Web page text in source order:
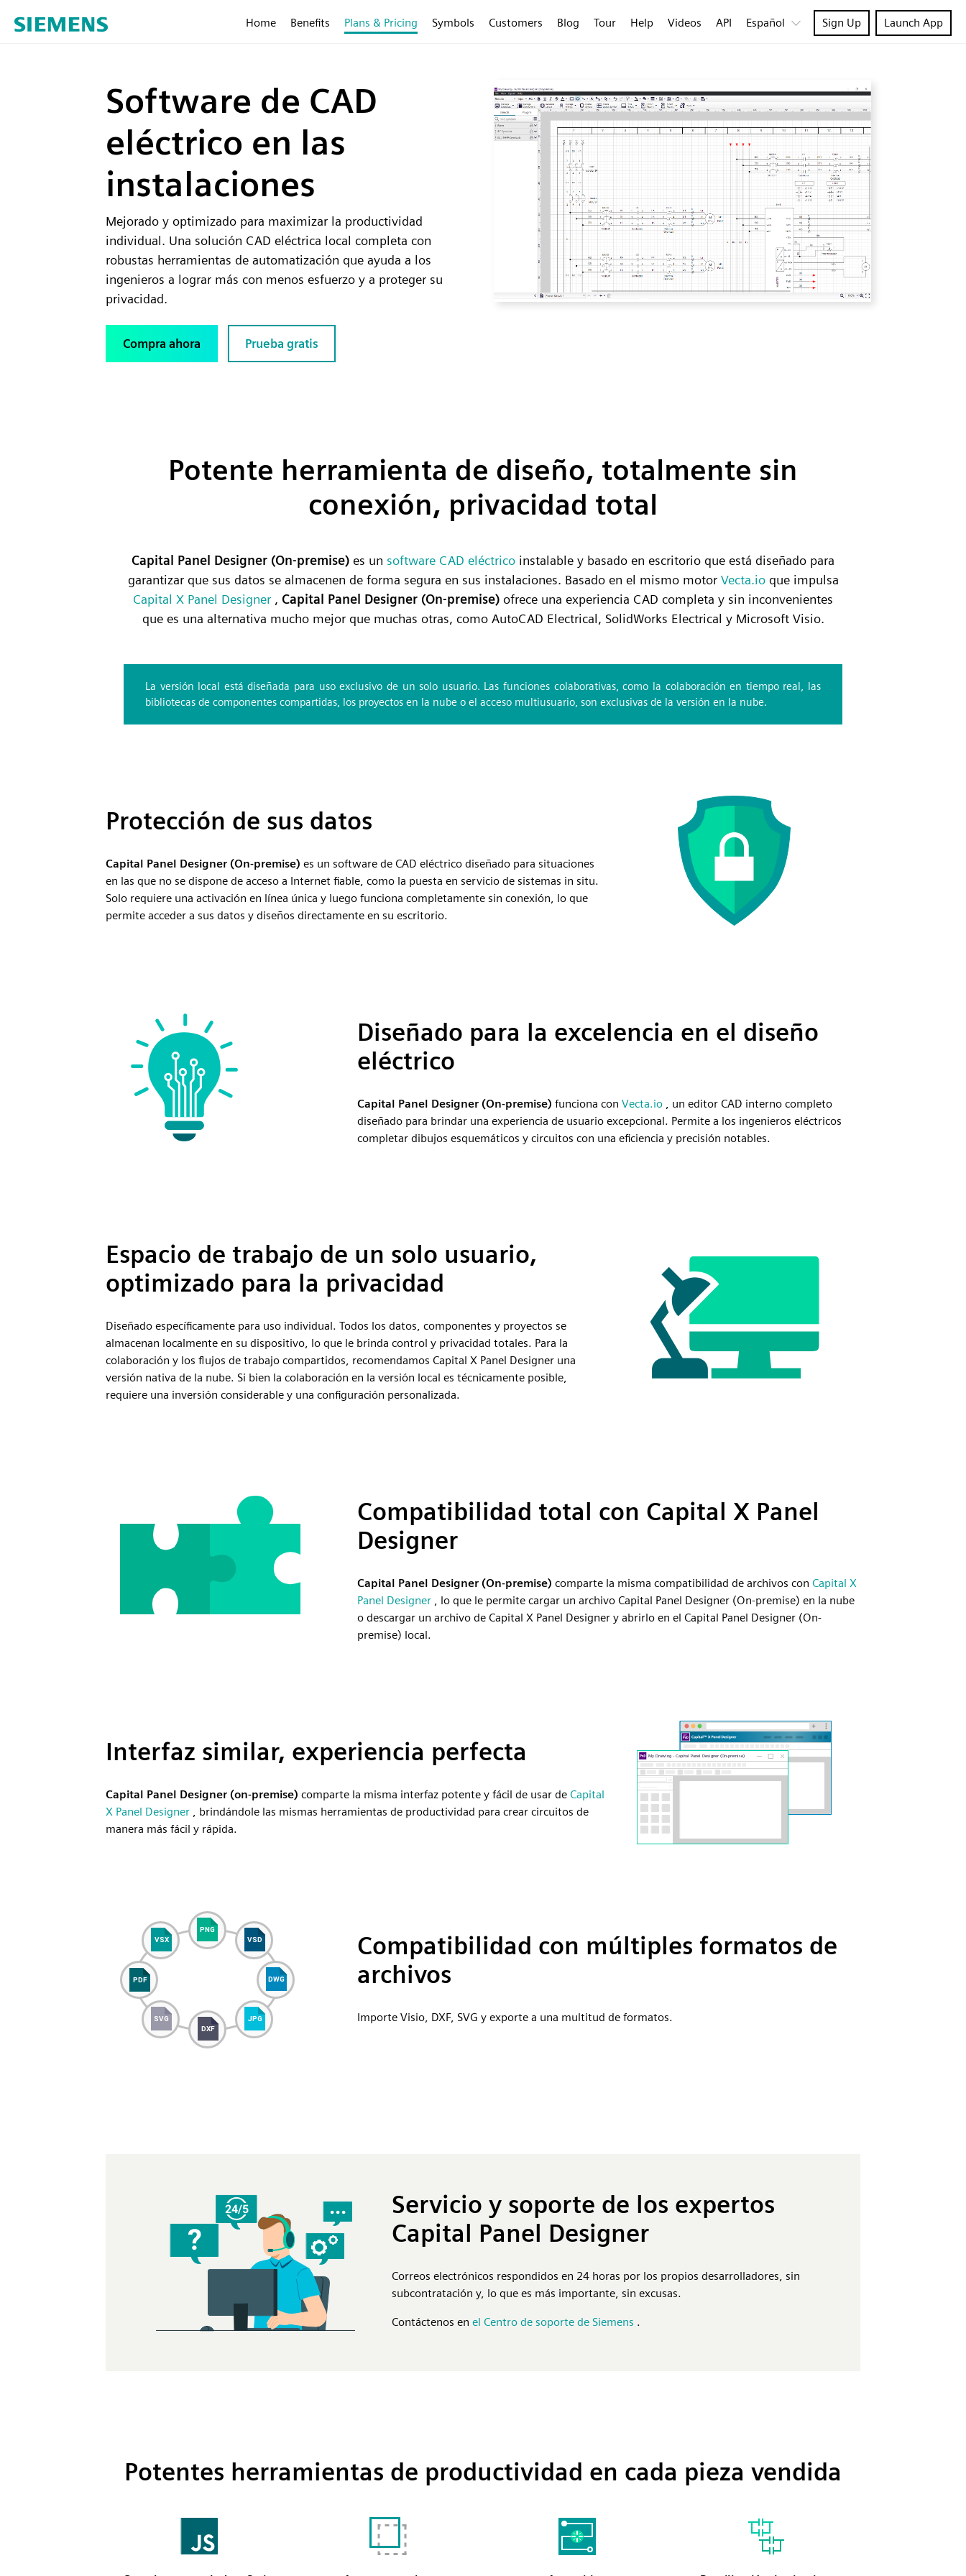
Home Benefits Plans & Pricing Symbols Customers Blog Tour Help Videos API Español Sign Up Launch App
Software de CAD
eléctrico en las
instalaciones
Mejorado y optimizado para maximizar la productividad
individual. Una solución CAD eléctrica local completa con
robustas herramientas de automatización que ayuda a los
ingenieros a lograr más con menos esfuerzo y a proteger su
privacidad.
Compra ahora Prueba gratis
Potente herramienta de diseño, totalmente sin
conexión, privacidad total
Capital Panel Designer (On-premise) es un software CAD eléctrico instalable y basado en escritorio que está diseñado para
garantizar que sus datos se almacenen de forma segura en sus instalaciones. Basado en el mismo motor Vecta.ioque impulsa
Capital X Panel Designer , Capital Panel Designer (On-premise) ofrece una experiencia CAD completa y sin inconvenientes
que es una alternativa mucho mejor que muchas otras, como AutoCAD Electrical, SolidWorks Electrical y Microsoft Visio.
La versión local está diseñada para uso exclusivo de un solo usuario. Las funciones colaborativas, como la colaboración en tiempo real, las
bibliotecas de componentes compartidas, los proyectos en la nube o el acceso multiusuario, son exclusivas de la versión en la nube.
Protección de sus datos
Capital Panel Designer (On-premise) es un software de CAD eléctrico diseñado para situaciones
en las que no se dispone de acceso a Internet fiable, como la puesta en servicio de sistemas in situ.
Solo requiere una activación en línea única y luego funciona completamente sin conexión, lo que
permite acceder a sus datos y diseños directamente en su escritorio.
Diseñado para la excelencia en el diseño
eléctrico
Capital Panel Designer (On-premise) funciona con Vecta.io , un editor CAD interno completo
diseñado para brindar una experiencia de usuario excepcional. Permite a los ingenieros eléctricos
completar dibujos esquemáticos y circuitos con una eficiencia y precisión notables.
Espacio de trabajo de un solo usuario,
optimizado para la privacidad
Diseñado específicamente para uso individual. Todos los datos, componentes y proyectos se
almacenan localmente en su dispositivo, lo que le brinda control y privacidad totales. Para la
colaboración y los flujos de trabajo compartidos, recomendamos Capital X Panel Designer una
versión nativa de la nube. Si bien la colaboración en la versión local es técnicamente posible,
requiere una inversión considerable y una configuración personalizada.
Compatibilidad total con Capital X Panel
Designer
Capital Panel Designer (On-premise) comparte la misma compatibilidad de archivos con Capital X
Panel Designer , lo que le permite cargar un archivo Capital Panel Designer (On-premise) en la nube
o descargar un archivo de Capital X Panel Designer y abrirlo en el Capital Panel Designer (On-
premise) local.
Interfaz similar, experiencia perfecta
Capital Panel Designer (on-premise) comparte la misma interfaz potente y fácil de usar de Capital
X Panel Designer , brindándole las mismas herramientas de productividad para crear circuitos de
manera más fácil y rápida.
Compatibilidad con múltiples formatos de
archivos
Importe Visio, DXF, SVG y exporte a una multitud de formatos.
Servicio y soporte de los expertos
Capital Panel Designer
Correos electrónicos respondidos en 24 horas por los propios desarrolladores, sin
subcontratación y, lo que es más importante, sin excusas.
Contáctenos en el Centro de soporte de Siemens .
Potentes herramientas de productividad en cada pieza vendida